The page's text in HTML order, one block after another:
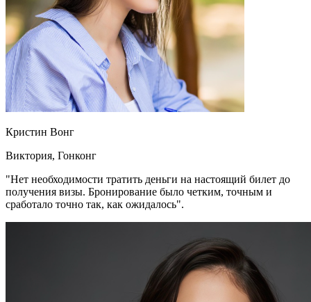
Кристин Вонг
Виктория, Гонконг
"Нет необходимости тратить деньги на настоящий билет до
получения визы. Бронирование было четким, точным и
сработало точно так, как ожидалось".